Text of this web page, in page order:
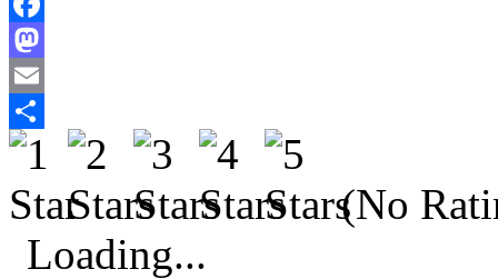
Facebook
Mastodon
Email
Comparteix
(No
Loading...